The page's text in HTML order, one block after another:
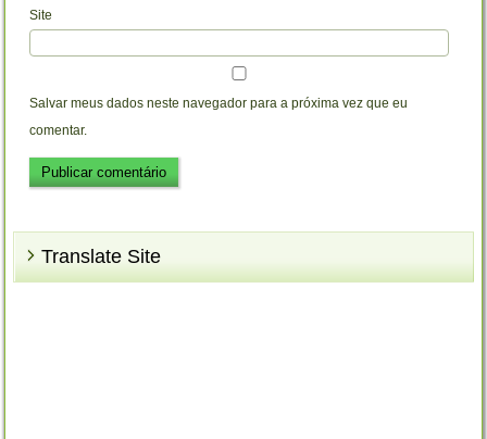
Site
Salvar meus dados neste navegador para a próxima vez que eu
comentar.
Translate Site